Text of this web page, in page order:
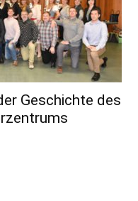
Geschichte des